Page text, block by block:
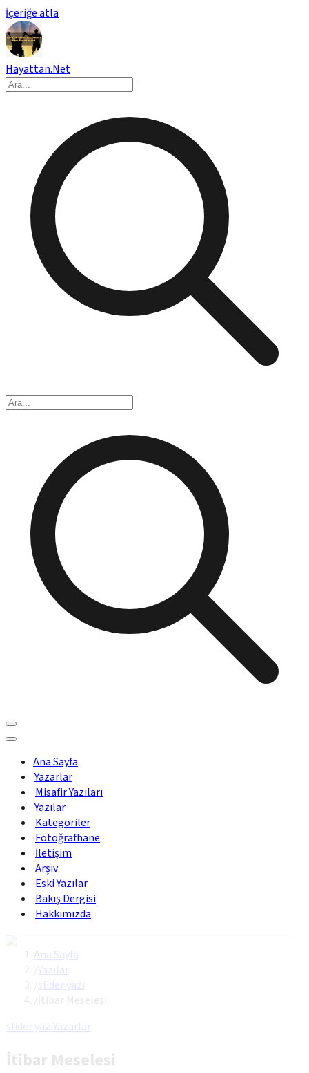
İçeriğe atla
Hayattan.Net
Ana Sayfa
·Yazarlar
·Misafir Yazıları
·Yazılar
·Kategoriler
·Fotoğrafhane
·İletişim
·Arşiv
·Eski Yazılar
·Bakış Dergisi
·Hakkımızda
Ana Sayfa
Yazılar
slider yazı
İtibar Meselesi
slider yazıYazarlar
İtibar Meselesi